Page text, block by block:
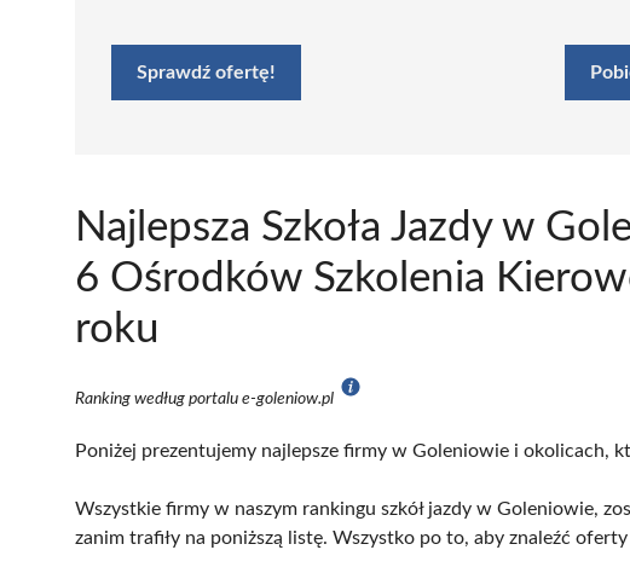
Sprawdź ofertę!
Najlepsza Szkoła Jazdy w
6 Ośrodków Szkolenia
roku
Ranking według portalu e-goleniow.pl
Poniżej prezentujemy najlepsze firmy w Goleniowie i okolicach,
Wszystkie firmy w naszym rankingu szkół jazdy w Goleniowie,
zanim trafiły na poniższą listę. Wszystko po to, aby znaleźć